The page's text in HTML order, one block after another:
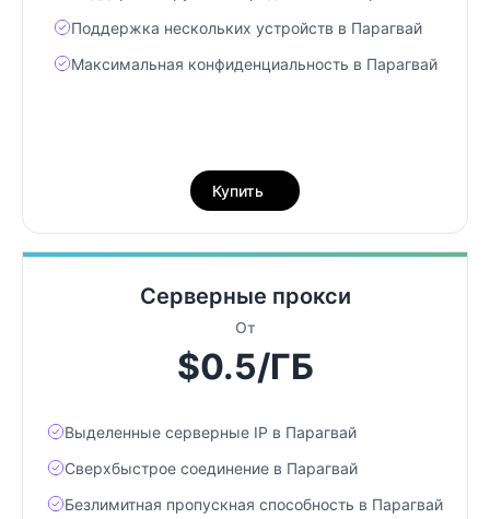
Поддержка нескольких устройств в Парагвай
Максимальная конфиденциальность в Парагвай
Купить
Серверные прокси
От
$0.5/ГБ
Выделенные серверные IP в Парагвай
Сверхбыстрое соединение в Парагвай
Безлимитная пропускная способность в Парагвай